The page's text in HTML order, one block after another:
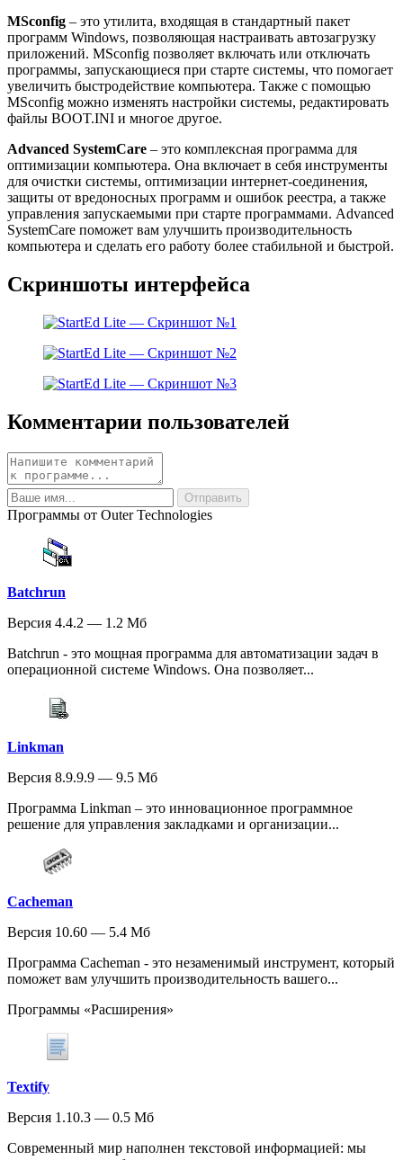
MSconfig – это утилита, входящая в стандартный пакет
программ Windows, позволяющая настраивать автозагрузку
приложений. MSconfig позволяет включать или отключать
программы, запускающиеся при старте системы, что помогает
увеличить быстродействие компьютера. Также с помощью
MSconfig можно изменять настройки системы, редактировать
файлы BOOT.INI и многое другое.
Advanced SystemCare – это комплексная программа для
оптимизации компьютера. Она включает в себя инструменты
для очистки системы, оптимизации интернет-соединения,
защиты от вредоносных программ и ошибок реестра, а также
управления запускаемыми при старте программами. Advanced
SystemCare поможет вам улучшить производительность
компьютера и сделать его работу более стабильной и быстрой.
Скриншоты интерфейса
Комментарии пользователей
Программы от Outer Technologies
Batchrun
Версия 4.4.2 — 1.2 Мб
Batchrun - это мощная программа для автоматизации задач в
операционной системе Windows. Она позволяет...
Linkman
Версия 8.9.9.9 — 9.5 Мб
Программа Linkman – это инновационное программное
решение для управления закладками и организации...
Cacheman
Версия 10.60 — 5.4 Мб
Программа Cacheman - это незаменимый инструмент, который
поможет вам улучшить производительность вашего...
Программы «Расширения»
Textify
Версия 1.10.3 — 0.5 Мб
Современный мир наполнен текстовой информацией: мы